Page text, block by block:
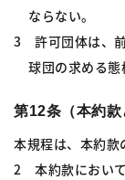
ならない。
3 許可団体は、
球団の求める態
第12条（本約款
本規程は、本約款
2 本約款におい